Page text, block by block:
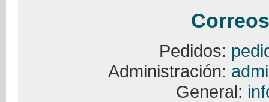
Pedidos:
Administración:
General: